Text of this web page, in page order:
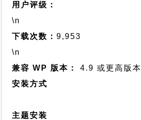
用户评级：
\n
下载次数：9,953
\n
兼容 WP 版本：
4.9 或更高版本
安装方式
主题安装